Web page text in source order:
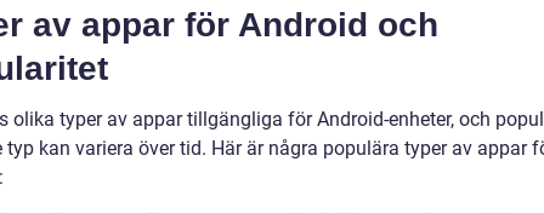
av appar för Android och
olika typer av appar tillgängliga för Android-enheter, och
typ kan variera över tid. Här är några populära typer av appar